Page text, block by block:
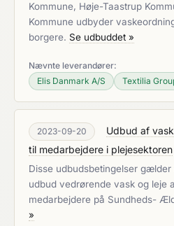
Kommune, Høje-Taastrup
Kommune udbyder
borgere. Se udbuddet »
Nævnte leverandører:
Elis Danmark A/S
Textilia
2023-09-20
Udbud af
til medarbejdere i plejesektoren
Disse udbudsbetingelser
udbud vedrørende vask og leje
medarbejdere på Sundheds-
»